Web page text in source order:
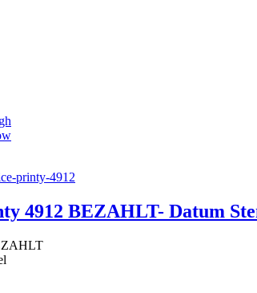
4912 BEZAHLT- Datum